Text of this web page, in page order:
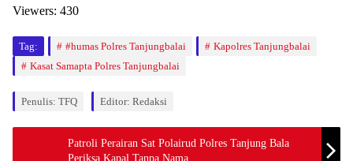
Viewers: 430
Tag: #humas Polres Tanjungbalai
Kapolres Tanjungbalai
Kasat Samapta Polres Tanjungbalai
Penulis: TFQ Editor: Redaksi
Patroli Perairan Sat Polairud Polres Tanjung Bala
Periksa Kapal Tanpa Nama